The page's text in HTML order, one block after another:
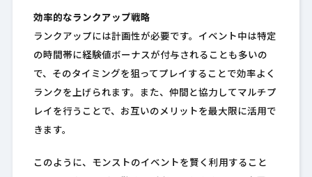
効率的なランクアップ戦略
ランクアップには計画性が必要です。イベント中は特定
の時間帯に経験値ボーナスが付与されることも多いの
で、そのタイミングを狙ってプレイすることで効率よく
ランクを上げられます。また、仲間と協力してマルチプ
レイを行うことで、お互いのメリットを最大限に活用で
きます。
このように、モンストのイベントを賢く利用すること